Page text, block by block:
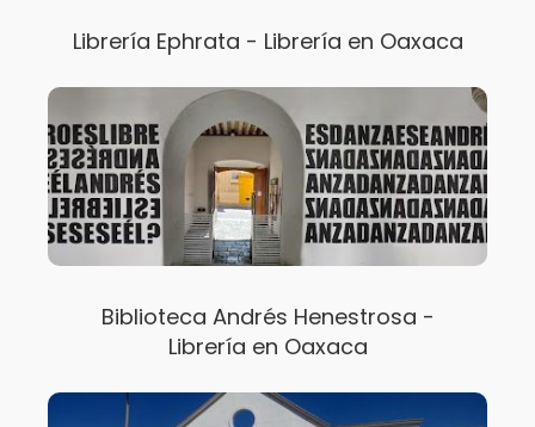
Librería Ephrata - Librería en Oaxaca
Biblioteca Andrés Henestrosa -
Librería en Oaxaca